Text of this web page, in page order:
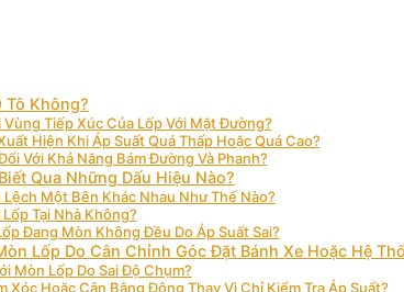
Tô Không?
Vùng Tiếp Xúc Của Lốp Với Mặt Đường?
Hiện Khi Áp Suất Quá Thấp Hoặc Quá Cao?
Với Khả Năng Bám Đường Và Phanh?
Qua Những Dấu Hiệu Nào?
Một Bên Khác Nhau Như Thế Nào?
Tại Nhà Không?
Đang Mòn Không Đều Do Áp Suất Sai?
Lốp Do Cân Chỉnh Góc Đặt Bánh Xe Hoặc Hệ
Mòn Lốp Do Sai Độ Chụm?
Hoặc Cân Bằng Động Thay Vì Chỉ Kiểm Tra Áp Suất?